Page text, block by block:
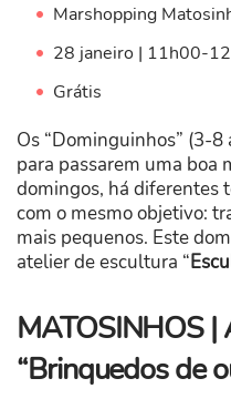
Marshopping
28 janeiro | 11h00-
Grátis
Os “Dominguinhos” (3-
para passarem uma boa
domingos, há diferentes
com o mesmo objetivo:
mais pequenos. Este
atelier de escultura “
MATOSINHOS |
“Brinquedos de